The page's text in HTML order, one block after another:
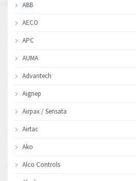
ABB
AECO
APC
AUMA
Advantech
Aignep
Airpax / Sensata
Airtac
Ako
Alco Controls